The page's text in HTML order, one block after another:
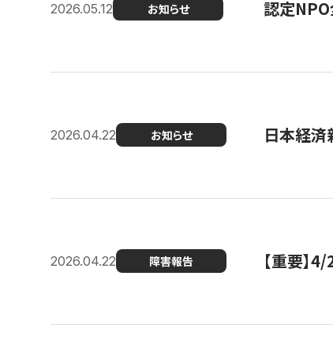
2026.05.12 お知らせ 認定NPO
2026.04.22 お知らせ 日本経済
2026.04.22 障害報告 【重要】